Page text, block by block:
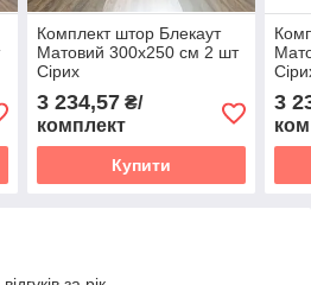
Комплект штор Блекаут
Матовий 300х250 см 2 шт
Сірих
3 234,57₴/
комплект
Купити
3